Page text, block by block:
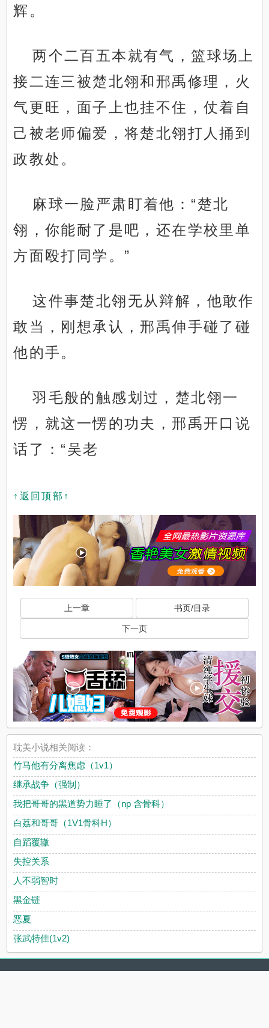
辉。
两个二百五本就有气，篮球场上
接二连三被楚北翎和邢禹修理，火
气更旺，面子上也挂不住，仗着自
己被老师偏爱，将楚北翎打人捅到
政教处。
麻球一脸严肃盯着他：“楚北
翎，你能耐了是吧，还在学校里单
方面殴打同学。”
这件事楚北翎无从辩解，他敢作
敢当，刚想承认，邢禹伸手碰了碰
他的手。
羽毛般的触感划过，楚北翎一
愣，就这一愣的功夫，邢禹开口说
话了：“吴老
↑返回顶部↑
上一章 书页/目录
下一页
耽美小说相关阅读：
竹马他有分离焦虑（1v1）
继承战争（强制）
我把哥哥的黑道势力睡了（np 含骨科）
白荔和哥哥（1V1骨科H）
自蹈覆辙
失控关系
人不弱智时
黑金链
恶夏
张武特佳(1v2)